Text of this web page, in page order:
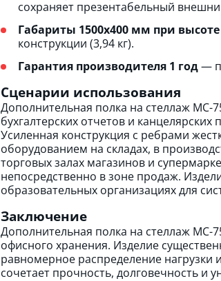
сохраняет презентабельный
Габариты 1500х400 мм при
конструкции (3,94 кг).
Гарантия производителя 1 год—
Сценарии использования
Дополнительная полка на стеллаж МС-
бухгалтерских отчетов и
Усиленная конструкция с ребрами
оборудованием на складах, в
торговых залах магазинов и
непосредственно в зоне продаж.
образовательных организациях для
Заключение
Дополнительная полка на стеллаж МС-
офисного хранения. Изделие
равномерное распределение нагрузки
сочетает прочность, долговечность и